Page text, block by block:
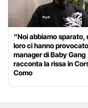
“Noi abbiamo sparato,
loro ci hanno
manager di Baby Gang
racconta la rissa in
Como